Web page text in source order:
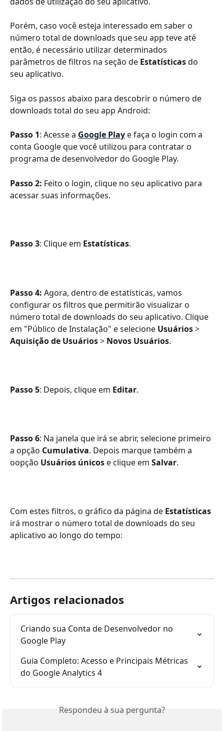
Porém, caso você esteja interessado em saber o
número total de downloads que seu app teve até
então, é necessário utilizar determinados
parâmetros de filtros na seção de Estatísticas do
seu aplicativo.
Siga os passos abaixo para descobrir o número de
downloads total do seu app Android:
Passo 1: Acesse a Google Playe faça o login com a
conta Google que você utilizou para contratar o
programa de desenvolvedor do Google Play.
Passo 2: Feito o login, clique no seu aplicativo para
acessar suas informações.
Passo 3: Clique em Estatísticas.
Passo 4: Agora, dentro de estatísticas, vamos
configurar os filtros que permitirão visualizar o
número total de downloads do seu aplicativo. Clique
em "Público de Instalação" e selecione Usuários >
Aquisição de Usuários > Novos Usuários.
Passo 5: Depois, clique em Editar.
Passo 6: Na janela que irá se abrir, selecione primeiro
a opção Cumulativa. Depois marque também a
oopção Usuários únicos e clique em Salvar.
Com estes filtros, o gráfico da página de Estatísticas
irá mostrar o número total de downloads do seu
aplicativo ao longo do tempo:
Artigos relacionados
Criando sua Conta de Desenvolvedor no
Google Play
Guia Completo: Acesso e Principais Métricas
do Google Analytics 4
Respondeu à sua pergunta?